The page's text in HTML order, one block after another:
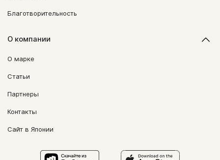
Благотворительность
О компании
О марке
Статьи
Партнеры
Контакты
Сайт в Японии